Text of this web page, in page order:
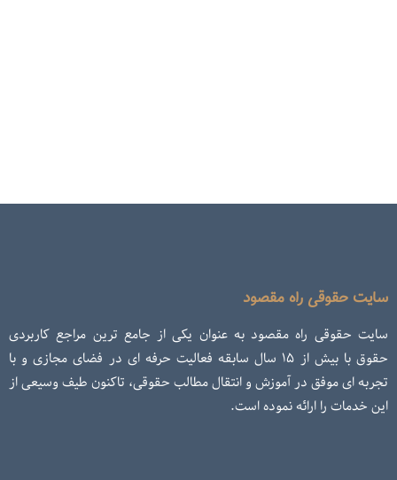
سایت حقوقی راه مقصود
سایت حقوقی راه مقصود به عنوان یکی از جامع ترین مراجع کاربردی
حقوق با بیش از ۱۵ سال سابقه فعالیت حرفه ای در فضای مجازی و با
تجربه ای موفق در آموزش و انتقال مطالب حقوقی، تاکنون طیف وسیعی از
این خدمات را ارائه نموده است.